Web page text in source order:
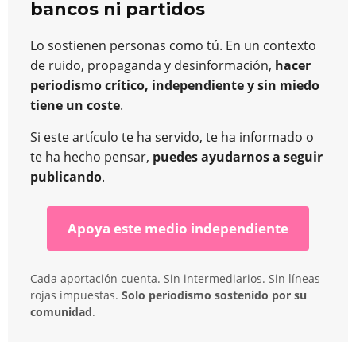
bancos ni partidos
Lo sostienen personas como tú. En un contexto
de ruido, propaganda y desinformación, hacer
periodismo crítico, independiente y sin miedo
tiene un coste.
Si este artículo te ha servido, te ha informado o
te ha hecho pensar, puedes ayudarnos a seguir
publicando.
Apoya este medio independiente
Cada aportación cuenta. Sin intermediarios. Sin líneas
rojas impuestas. Solo periodismo sostenido por su
comunidad.